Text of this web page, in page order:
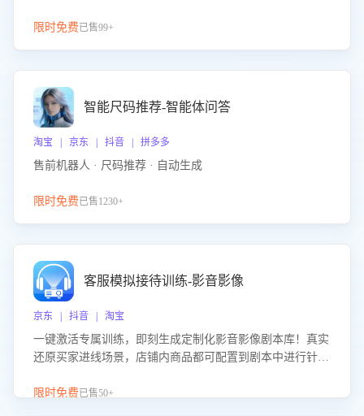
限时免费已售99+
智能尺码推荐-智能体问答
淘宝 | 京东 | 抖音 | 拼多多
售前机器人 · 尺码推荐 · 自动生成
限时免费已售1230+
客服模拟接待训练-影音影像
京东 | 抖音 | 淘宝
一键激活专属训练，即刻生成定制化影音影像剧本库！真实
还原买家进线场景，店铺内商品都可配置到剧本中进行针对
击 “立即开通”，快速获取影音影像类目剧本，一键开启客服
限时免费已售50+